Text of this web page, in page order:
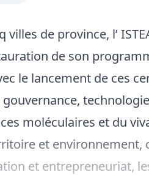
villes de province, l’
de son
le lancement de ces
moléculaires et du
et environnement,
et entrepreneuriat,